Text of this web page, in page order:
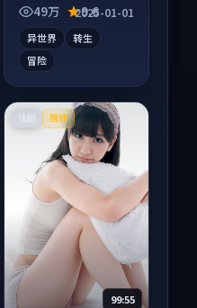
续发酵，适合周末一
49万 9.6
2025-01-01
异世界
转生
冒险
院线
99:55